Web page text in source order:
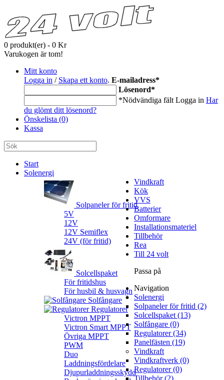
0 produkt(er) - 0 Kr
Varukogen är tom!
Mitt konto
Logga in / Skapa ett konto. E-mailadress*
Lösenord*
*Nödvändiga fält Logga in Har
du glömt ditt lösenord?
Önskelista (0)
Kassa
Start
Solenergi
Solpaneler för fritid
5V
12V
12V Semiflex
24V (för fritid)
Solcellspaket
För fritidshus
För husbil & husvagn
Solfångare
Regulatorer
Victron MPPT
Victron Smart MPPT
Övriga MPPT
PWM
Duo
Laddningsfördelare
Djupurladdningsskydd
Vindkraft
Kök
VVS
Batterier
Omformare
Installationsmateriel
Tillbehör
Rea
Till 24 volt
Passa på
Navigation
Solenergi
Solpaneler för fritid (2)
Solcellspaket (13)
Solfångare (0)
Regulatorer (34)
Panelfästen (19)
Vindkraft
Vindkraftverk (0)
Regulatorer (0)
Tillbehör (2)